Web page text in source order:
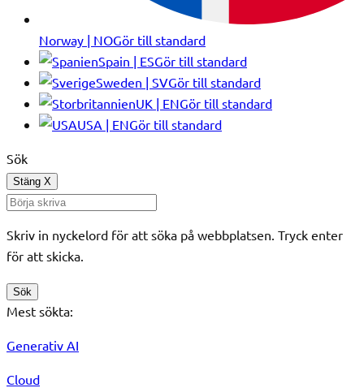
Norway | NOGör till standard
Spain | ESGör till standard
Sweden | SVGör till standard
UK | ENGör till standard
USA | ENGör till standard
Sök
Stäng X
Skriv in nyckelord för att söka på webbplatsen. Tryck enter
för att skicka.
Sök
Mest sökta:
Generativ AI
Cloud